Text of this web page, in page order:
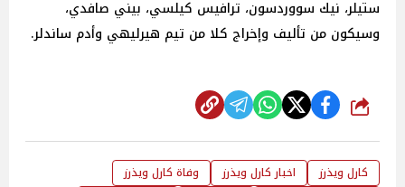
ستيلر، نيك سووردسون، ترافيس كيلسي، بيني صافدي،
وسيكون من تأليف وإخراج كلا من تيم هيرليهي وأدم ساندلر.
شارك
كارل ويذرز اخبار كارل ويذرز
وفاة كارل ويذرز